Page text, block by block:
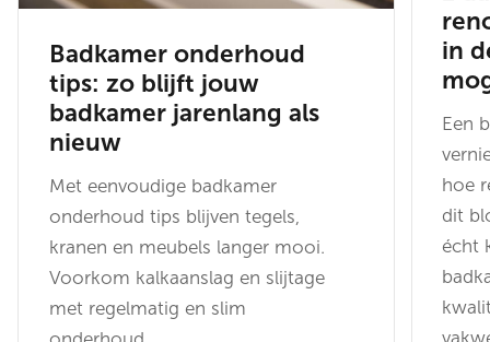
Badkamer onderhoud
tips: zo blijft jouw
badkamer jarenlang als
nieuw
Met eenvoudige badkamer
onderhoud tips blijven tegels,
kranen en meubels langer mooi.
Voorkom kalkaanslag en slijtage
met regelmatig en slim
in
Een
hoe
dit
écht